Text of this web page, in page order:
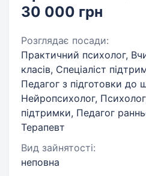
30 000 грн
Розглядає посади:
Практичний психолог,
класів, Спеціаліст
Педагог з підготовки до
Нейропсихолог,
підтримки, Педагог
Терапевт
Вид зайнятості:
неповна